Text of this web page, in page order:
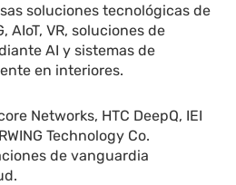
soluciones tecnológicas de
AIoT, VR, soluciones de
AI y sistemas de
en interiores.
Networks, HTC DeepQ, IEI
Technology Co.
de vanguardia